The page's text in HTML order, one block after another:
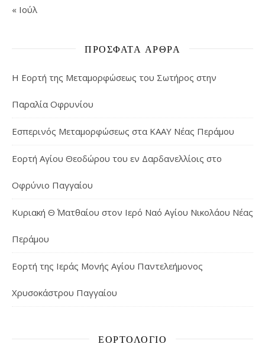
« Ιούλ
ΠΡΌΣΦΑΤΑ ΆΡΘΡΑ
Η Εορτή της Μεταμορφώσεως του Σωτήρος στην
Παραλία Οφρυνίου
Εσπερινός Μεταμορφώσεως στα ΚΑΑΥ Νέας Περάμου
Εορτή Αγίου Θεοδώρου του εν Δαρδανελλίοις στο
Οφρύνιο Παγγαίου
Κυριακή Θ΄ Ματθαίου στον Ιερό Ναό Αγίου Νικολάου Νέας
Περάμου
Εορτή της Ιεράς Μονής Αγίου Παντελεήμονος
Χρυσοκάστρου Παγγαίου
ΕΟΡΤΟΛΌΓΙΟ